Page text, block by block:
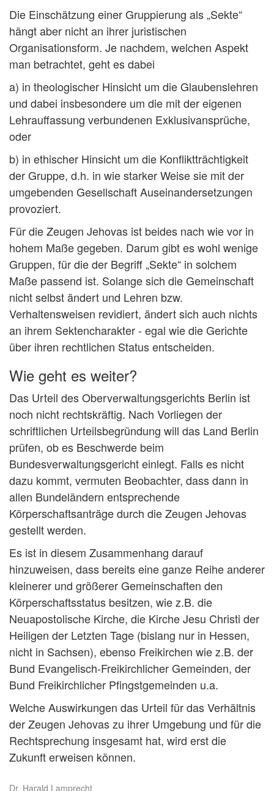
Die Einschätzung einer Gruppierung als „Sekte“
hängt aber nicht an ihrer juristischen
Organisationsform. Je nachdem, welchen Aspekt
man betrachtet, geht es dabei
a) in theologischer Hinsicht um die Glaubenslehren
und dabei insbesondere um die mit der eigenen
Lehrauffassung verbundenen Exklusivansprüche,
oder
b) in ethischer Hinsicht um die Konfliktträchtigkeit
der Gruppe, d.h. in wie starker Weise sie mit der
umgebenden Gesellschaft Auseinandersetzungen
provoziert.
Für die Zeugen Jehovas ist beides nach wie vor in
hohem Maße gegeben. Darum gibt es wohl wenige
Gruppen, für die der Begriff „Sekte“ in solchem
Maße passend ist. Solange sich die Gemeinschaft
nicht selbst ändert und Lehren bzw.
Verhaltensweisen revidiert, ändert sich auch nichts
an ihrem Sektencharakter - egal wie die Gerichte
über ihren rechtlichen Status entscheiden.
Wie geht es weiter?
Das Urteil des Oberverwaltungsgerichts Berlin ist
noch nicht rechtskräftig. Nach Vorliegen der
schriftlichen Urteilsbegründung will das Land Berlin
prüfen, ob es Beschwerde beim
Bundesverwaltungsgericht einlegt. Falls es nicht
dazu kommt, vermuten Beobachter, dass dann in
allen Bundeländern entsprechende
Körperschaftsanträge durch die Zeugen Jehovas
gestellt werden.
Es ist in diesem Zusammenhang darauf
hinzuweisen, dass bereits eine ganze Reihe anderer
kleinerer und größerer Gemeinschaften den
Körperschaftsstatus besitzen, wie z.B. die
Neuapostolische Kirche, die Kirche Jesu Christi der
Heiligen der Letzten Tage (bislang nur in Hessen,
nicht in Sachsen), ebenso Freikirchen wie z.B. der
Bund Evangelisch-Freikirchlicher Gemeinden, der
Bund Freikirchlicher Pfingstgemeinden u.a.
Welche Auswirkungen das Urteil für das Verhältnis
der Zeugen Jehovas zu ihrer Umgebung und für die
Rechtsprechung insgesamt hat, wird erst die
Zukunft erweisen können.
Dr. Harald Lamprecht